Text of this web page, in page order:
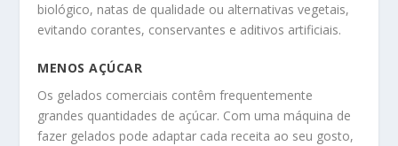
biológico, natas de qualidade ou alternativas vegetais,
evitando corantes, conservantes e aditivos artificiais.
MENOS AÇÚCAR
Os gelados comerciais contêm frequentemente
grandes quantidades de açúcar. Com uma máquina de
fazer gelados pode adaptar cada receita ao seu gosto,